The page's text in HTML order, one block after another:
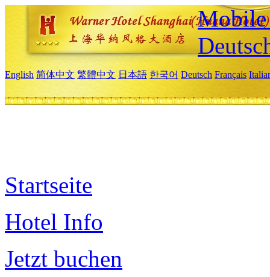
Mobile
English 简体中文 繁體中文 日本語 한국어 Deutsch Français
Startseite
Hotel Info
Jetzt buchen